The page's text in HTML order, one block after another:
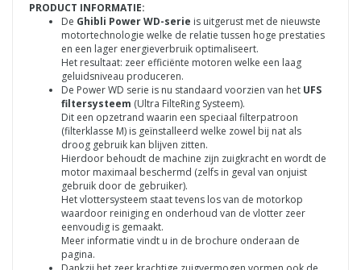
PRODUCT INFORMATIE:
De Ghibli Power WD-serie is uitgerust met de nieuwste
motortechnologie welke de relatie tussen hoge prestaties
en een lager energieverbruik optimaliseert.
Het resultaat: zeer efficiënte motoren welke een laag
geluidsniveau produceren.
De Power WD serie is nu standaard voorzien van het UFS
filtersysteem (Ultra FilteRing Systeem).
Dit een opzetrand waarin een speciaal filterpatroon
(filterklasse M) is geïnstalleerd welke zowel bij nat als
droog gebruik kan blijven zitten.
Hierdoor behoudt de machine zijn zuigkracht en wordt de
motor maximaal beschermd (zelfs in geval van onjuist
gebruik door de gebruiker).
Het vlottersysteem staat tevens los van de motorkop
waardoor reiniging en onderhoud van de vlotter zeer
eenvoudig is gemaakt.
Meer informatie vindt u in de brochure onderaan de
pagina.